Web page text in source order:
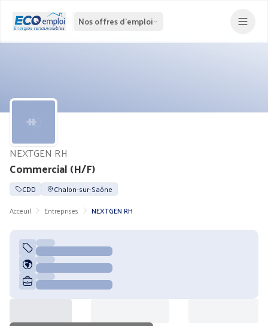
Nos offres d'emploi
Commercial (H/F)
NEXTGEN RH
CDD
Chalon-sur-Saône
Acceuil
Entreprises NEXTGEN RH